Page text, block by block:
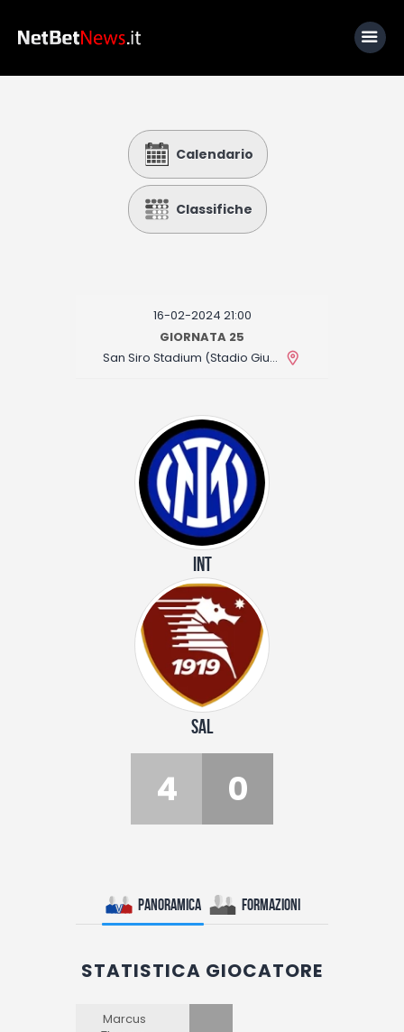
Calcio
Basket
Fantacalcio
I consigli di Giulia
Calendario
Classifiche
16-02-2024 21:00
GIORNATA 25
San Siro Stadium (Stadio Giuseppe Meazza)
INT
SAL
4 0
Panoramica Formazioni
STATISTICA GIOCATORE
Marcus